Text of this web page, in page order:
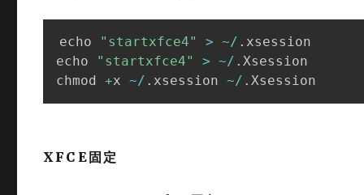
echo "startxfce4" > ~/ . xsession
echo
"startxfce4" > ~/ . Xsession
chmod +x ~/ . xsession ~/ . Xsession
XFCE固定